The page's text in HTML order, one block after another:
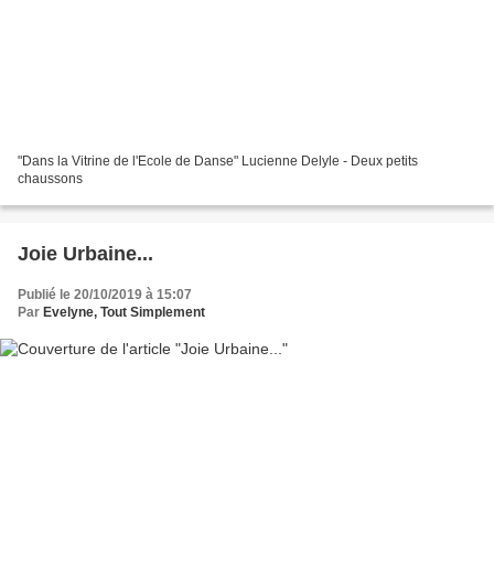
"Dans la Vitrine de l'Ecole de Danse" Lucienne Delyle - Deux petits
chaussons
Joie Urbaine...
Publié le 20/10/2019 à 15:07
Par Evelyne, Tout Simplement